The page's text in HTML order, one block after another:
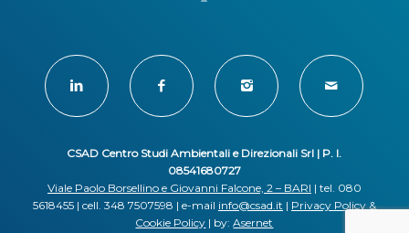
CSAD Centro Studi Ambientali e Direzionali Srl | P. I.
08541680727
Viale Paolo Borsellino e Giovanni Falcone, 2 – BARI | tel. 080
5618455 | cell. 348 7507598 | e-mail info@csad.it | Privacy Policy&
Cookie Policy | by:Asernet